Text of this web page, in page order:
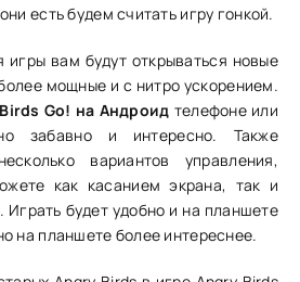
есть будем считать игру гонкой.
вам будут открываться новые
мощные и с нитро ускорением.
Go! на Андроид телефоне или
забавно и интересно. Также
вариантов управления,
как касанием экрана, так и
Играть будет удобно и на планшете
на планшете более интереснее.